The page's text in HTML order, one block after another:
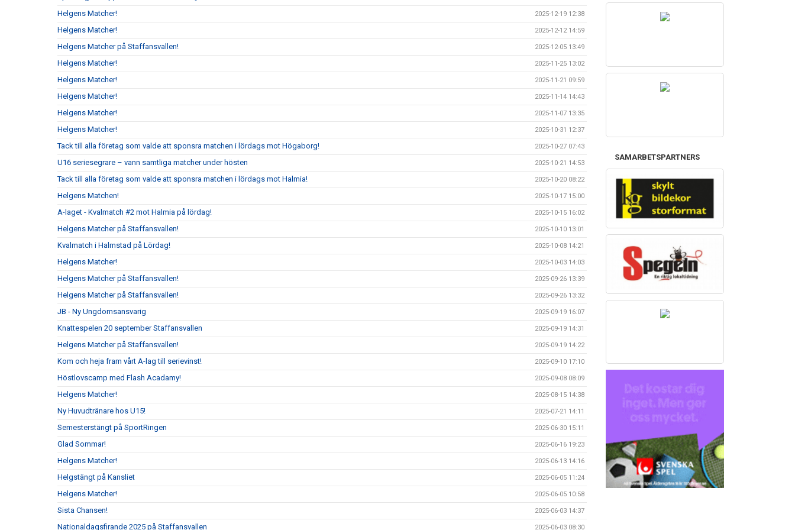
Helgens Matcher! 2025-12-19 12:38
Helgens Matcher! 2025-12-12 14:59
Helgens Matcher på Staffansvallen! 2025-12-05 13:49
Helgens Matcher! 2025-11-25 13:02
Helgens Matcher! 2025-11-21 09:59
Helgens Matcher! 2025-11-14 14:43
Helgens Matcher! 2025-11-07 13:35
Helgens Matcher! 2025-10-31 12:37
Tack till alla företag som valde att sponsra matchen i lördags mot Högaborg! 2025-10-27 07:43
U16 seriesegrare – vann samtliga matcher under hösten 2025-10-21 14:53
Tack till alla företag som valde att sponsra matchen i lördags mot Halmia! 2025-10-20 08:22
Helgens Matchen! 2025-10-17 15:00
A-laget - Kvalmatch #2 mot Halmia på lördag! 2025-10-15 16:02
Helgens Matcher på Staffansvallen! 2025-10-10 13:01
Kvalmatch i Halmstad på Lördag! 2025-10-08 14:21
Helgens Matcher! 2025-10-03 14:03
Helgens Matcher på Staffansvallen! 2025-09-26 13:39
Helgens Matcher på Staffansvallen! 2025-09-26 13:32
JB - Ny Ungdomsansvarig 2025-09-19 16:07
Knattespelen 20 september Staffansvallen 2025-09-19 14:31
Helgens Matcher på Staffansvallen! 2025-09-19 14:22
Kom och heja fram vårt A-lag till serievinst! 2025-09-10 17:10
Höstlovscamp med Flash Acadamy! 2025-09-08 08:09
Helgens Matcher! 2025-08-15 14:38
Ny Huvudtränare hos U15! 2025-07-21 14:11
Semesterstängt på SportRingen 2025-06-30 15:11
Glad Sommar! 2025-06-16 19:23
Helgens Matcher! 2025-06-13 14:16
Helgstängt på Kansliet 2025-06-05 11:24
Helgens Matcher! 2025-06-05 10:58
Sista Chansen! 2025-06-03 14:37
Nationaldagsfirande 2025 på Staffansvallen 2025-06-03 08:30
SAMARBETSPARTNERS